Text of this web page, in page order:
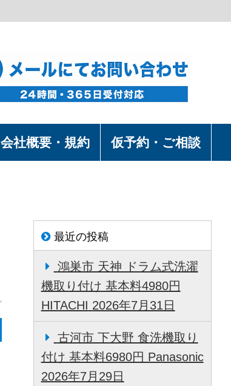
会社概要・規約 仮予約・ご相談
最近の投稿
鴻巣市 天神 ドラム式洗濯
機取り付け 基本料4980円
HITACHI 2026年7月31日
古河市 下大野 食洗機取り
付け 基本料6980円 Panasonic
2026年7月29日